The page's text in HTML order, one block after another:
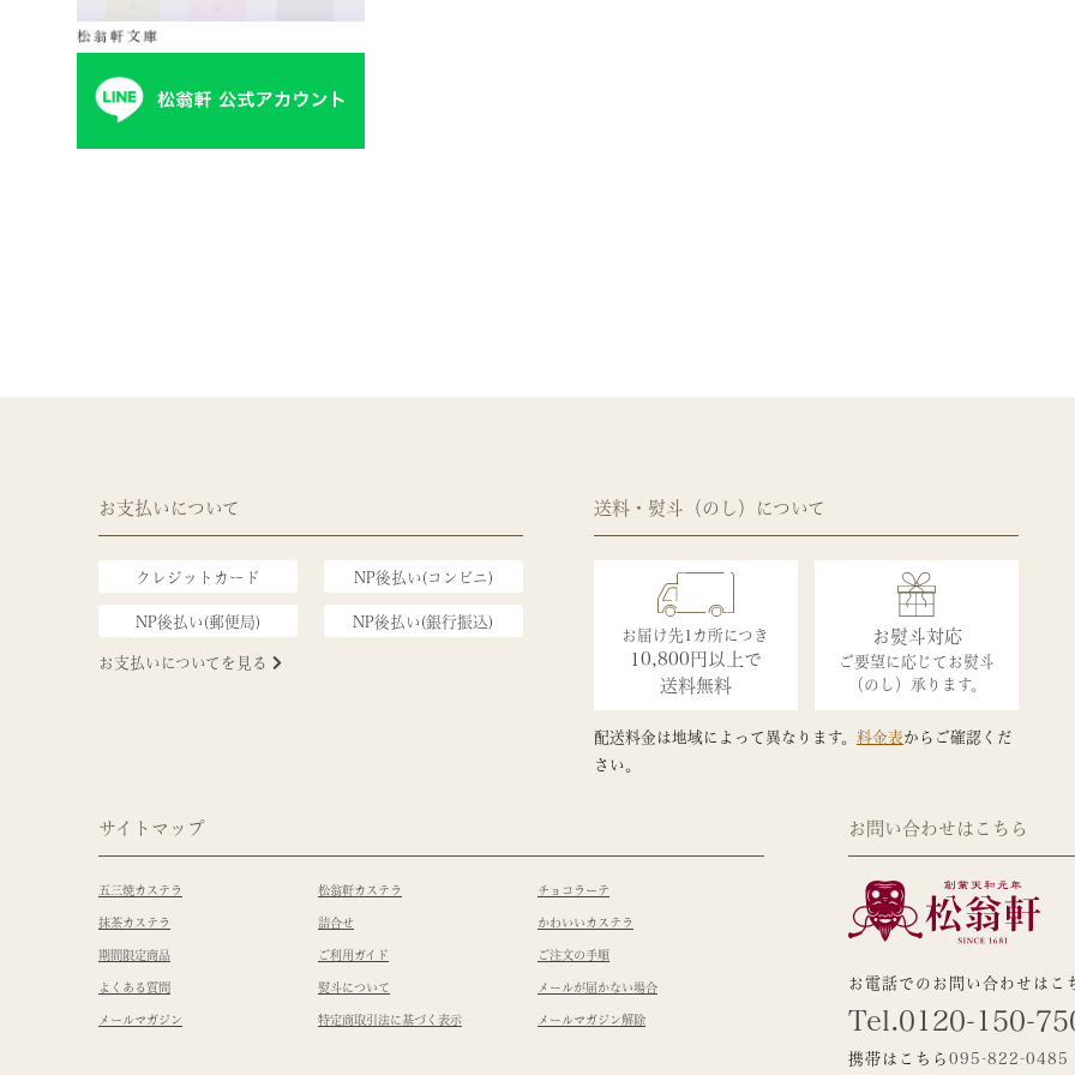
お支払いについて
クレジットカード NP後払い(コンビニ)
NP後払い(郵便局) NP後払い(銀行振込)
お支払いについてを見る
送料・熨斗（のし）について
お届け先1カ所につき
10,800円以上で
送料無料
お熨斗対応
ご要望に応じてお熨斗
（のし）承ります。
配送料金は地域によって異なります。 料金表からご確認くだ
さい。
サイトマップ
五三焼カステラ 松翁軒カステラ チョコラーテ
抹茶カステラ 詰合せ かわいいカステラ
期間限定商品 ご利用ガイド ご注文の手順
よくある質問 熨斗について メールが届かない場合
メールマガジン 特定商取引法に基づく表示 メールマガジン解除
お問い合わせはこちら
お電話でのお問い合わせはこ
Tel.0120-150-
携帯はこちら095-822-0485